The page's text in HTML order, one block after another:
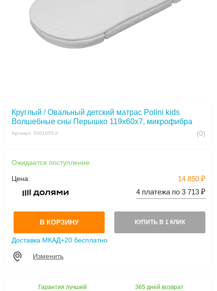
Круглый / Овальный детский матрас Polini kids
Волшебные сны Перышко 119х60х7, микрофибра
Артикул: 0001655-2 (0)
Ожидается поступление
Цена:
14 850 ₽
4 платежа по 3 713 ₽
В КОРЗИНУ КУПИТЬ В 1 КЛИК
Доставка МКАД+20 бесплатно
Изменить
Гарантия лучшей
365 дней возврат